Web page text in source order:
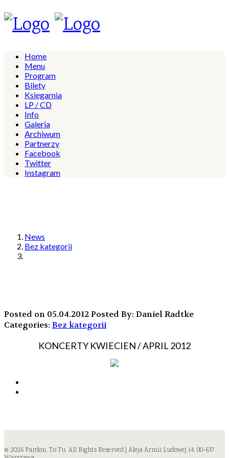
Home
Menu
Program
Bilety
Księgarnia
LP / CD
Info
Galeria
Archiwum
Partnerzy
Facebook
Twitter
Instagram
News
Bez kategorii
Posted on 05.04.2012Posted By: Daniel Radtke
Categories: Bez kategorii
KONCERTY KWIECIEN / APRIL 2012
© 2026 Pardon, To Tu. All Rights Reserved | Aleja Armii Ludowej 14, 00-637